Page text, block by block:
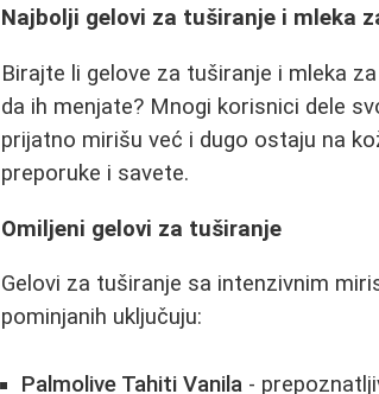
Najbolji gelovi za tuširanje i mleka
Birajte li gelove za tuširanje i mleka
da ih menjate? Mnogi korisnici dele
prijatno mirišu već i dugo ostaju na
preporuke i savete.
Omiljeni gelovi za tuširanje
Gelovi za tuširanje sa intenzivnim
pominjanih uključuju:
Palmolive Tahiti Vanila -